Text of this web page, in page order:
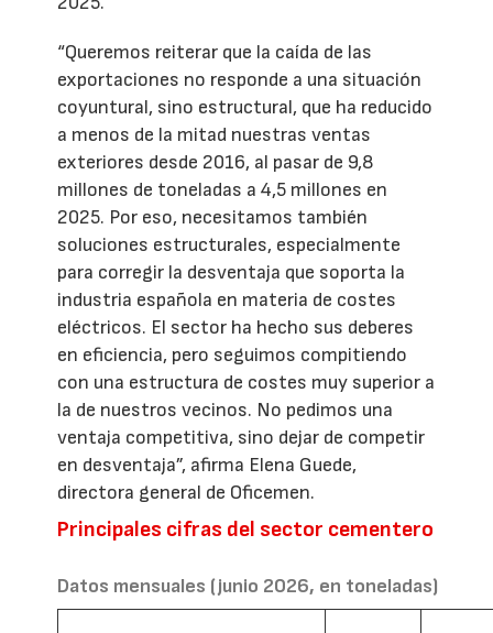
“Queremos reiterar que la caída de las
exportaciones no responde a una situación
coyuntural, sino estructural, que ha reducido
a menos de la mitad nuestras ventas
exteriores desde 2016, al pasar de 9,8
millones de toneladas a 4,5 millones en
2025. Por eso, necesitamos también
soluciones estructurales, especialmente
para corregir la desventaja que soporta la
industria española en materia de costes
eléctricos. El sector ha hecho sus deberes
en eficiencia, pero seguimos compitiendo
con una estructura de costes muy superior a
la de nuestros vecinos. No pedimos una
ventaja competitiva, sino dejar de competir
en desventaja”, afirma Elena Guede,
directora general de Oficemen.
Principales cifras del sector cementero
Datos mensuales (junio 2026, en toneladas)